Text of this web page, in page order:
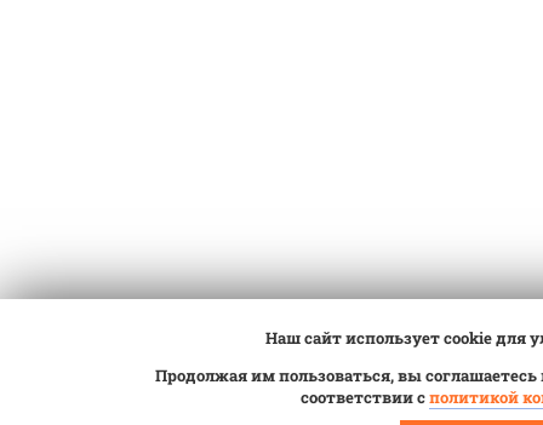
Наш сайт использует cookie для
Продолжая им пользоваться, вы
соответствии сполитикой